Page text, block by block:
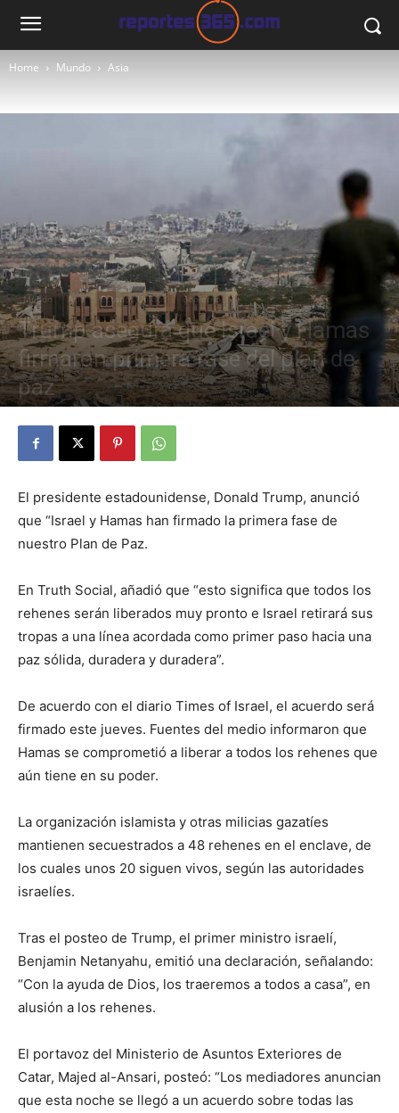
Home Mundo Asia
Mundo Asia Estados Unidos Gobierno
Trump asegura que Israel y Hamas
firmaron primera fase del plan de
paz
El presidente estadounidense, Donald Trump, anunció
que “Israel y Hamas han firmado la primera fase de
nuestro Plan de Paz.
En Truth Social, añadió que “esto significa que todos los
rehenes serán liberados muy pronto e Israel retirará sus
tropas a una línea acordada como primer paso hacia una
paz sólida, duradera y duradera”.
De acuerdo con el diario Times of Israel, el acuerdo será
firmado este jueves. Fuentes del medio informaron que
Hamas se comprometió a liberar a todos los rehenes que
aún tiene en su poder.
La organización islamista y otras milicias gazatíes
mantienen secuestrados a 48 rehenes en el enclave, de
los cuales unos 20 siguen vivos, según las autoridades
israelíes.
Tras el posteo de Trump, el primer ministro israelí,
Benjamin Netanyahu, emitió una declaración, señalando:
“Con la ayuda de Dios, los traeremos a todos a casa”, en
alusión a los rehenes.
El portavoz del Ministerio de Asuntos Exteriores de
Catar, Majed al-Ansari, posteó: “Los mediadores anuncian
que esta noche se llegó a un acuerdo sobre todas las